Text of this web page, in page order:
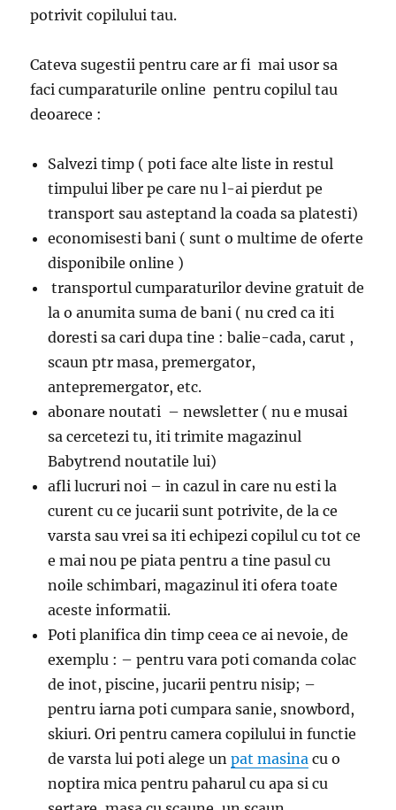
potrivit copilului tau.
Cateva sugestii pentru care ar fi mai usor sa
faci cumparaturile online pentru copilul tau
deoarece :
Salvezi timp ( poti face alte liste in restul
timpului liber pe care nu l-ai pierdut pe
transport sau asteptand la coada sa platesti)
economisesti bani ( sunt o multime de oferte
disponibile online )
transportul cumparaturilor devine gratuit de
la o anumita suma de bani ( nu cred ca iti
doresti sa cari dupa tine : balie-cada, carut ,
scaun ptr masa, premergator,
antepremergator, etc.
abonare noutati – newsletter ( nu e musai
sa cercetezi tu, iti trimite magazinul
Babytrend noutatile lui)
afli lucruri noi – in cazul in care nu esti la
curent cu ce jucarii sunt potrivite, de la ce
varsta sau vrei sa iti echipezi copilul cu tot ce
e mai nou pe piata pentru a tine pasul cu
noile schimbari, magazinul iti ofera toate
aceste informatii.
Poti planifica din timp ceea ce ai nevoie, de
exemplu : – pentru vara poti comanda colac
de inot, piscine, jucarii pentru nisip; –
pentru iarna poti cumpara sanie, snowbord,
skiuri. Ori pentru camera copilului in functie
de varsta lui poti alege unpat masina cu o
noptira mica pentru paharul cu apa si cu